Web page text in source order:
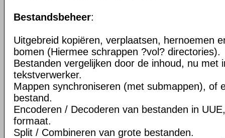
Bestandsbeheer:
Uitgebreid kopiëren, verplaatsen, hernoemen
bomen (Hiermee schrappen ?vol? directories).
Bestanden vergelijken door de inhoud, nu met
tekstverwerker.
Mappen synchroniseren (met submappen), of
bestand.
Encoderen / Decoderen van bestanden in
formaat.
Split / Combineren van grote bestanden.